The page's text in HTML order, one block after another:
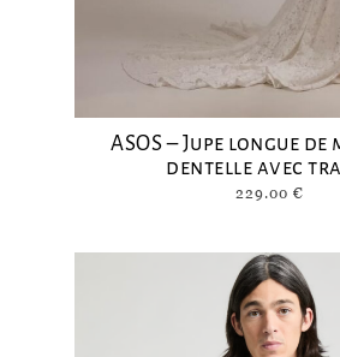
ASOS – Jupe longue de
dentelle avec
229.00 €